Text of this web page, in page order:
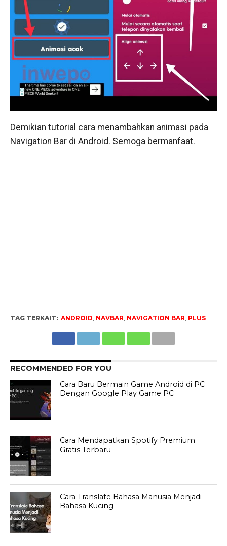
Demikian tutorial cara menambahkan animasi pada
Navigation Bar di Android. Semoga bermanfaat.
TAG TERKAIT: ANDROID, NAVBAR, NAVIGATION BAR, PLUS
RECOMMENDED FOR YOU
Cara Baru Bermain Game Android di PC
Dengan Google Play Game PC
Cara Mendapatkan Spotify Premium
Gratis Terbaru
Cara Translate Bahasa Manusia Menjadi
Bahasa Kucing